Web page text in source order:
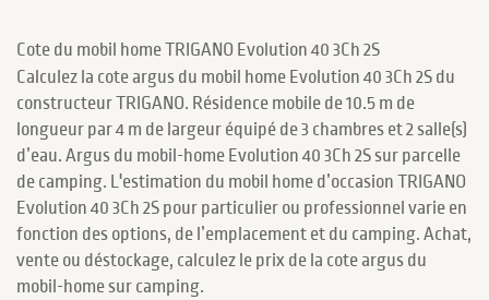
Cote du mobil home TRIGANO Evolution 40 3Ch 2S
Calculez la cote argus du mobil home Evolution 40 3Ch 2S du
constructeur TRIGANO. Résidence mobile de 10.5 m de
longueur par 4 m de largeur équipé de 3 chambres et 2 salle(s)
d’eau. Argus du mobil-home Evolution 40 3Ch 2S sur parcelle
de camping. L'estimation du mobil home d’occasion TRIGANO
Evolution 40 3Ch 2S pour particulier ou professionnel varie en
fonction des options, de l’emplacement et du camping. Achat,
vente ou déstockage, calculez le prix de la cote argus du
mobil-home sur camping.